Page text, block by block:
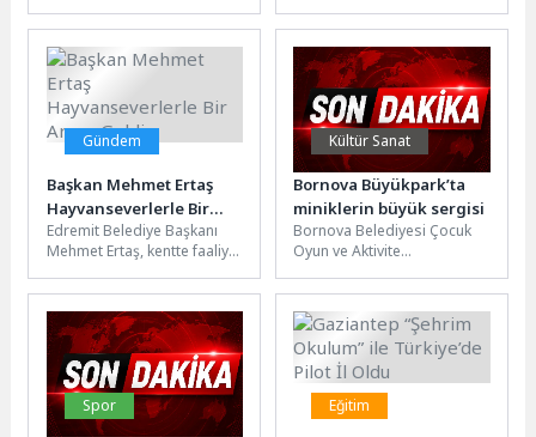
Avustralya karşılaşması için
Maltepe Sahil Etkinlik
Alanı’nda...
nezaket ziyaretinde
bulundu.Ziyarette, Aydın...
Gündem
Başkan Mehmet Ertaş
Hayvanseverlerle Bir
Araya Geldi
Edremit Belediye Başkanı
Mehmet Ertaş, kentte faaliyet
savunucuları ve dernek
temsilcileriyle bir...
Kültür Sanat
Bornova Büyükpark’ta
miniklerin büyük sergisi
Bornova Belediyesi Çocuk
Oyun ve Aktivite
çocukların yıl boyunca
gerçekleştirdiği çalışmalar,
Büyükpark...
Spor Eğitim